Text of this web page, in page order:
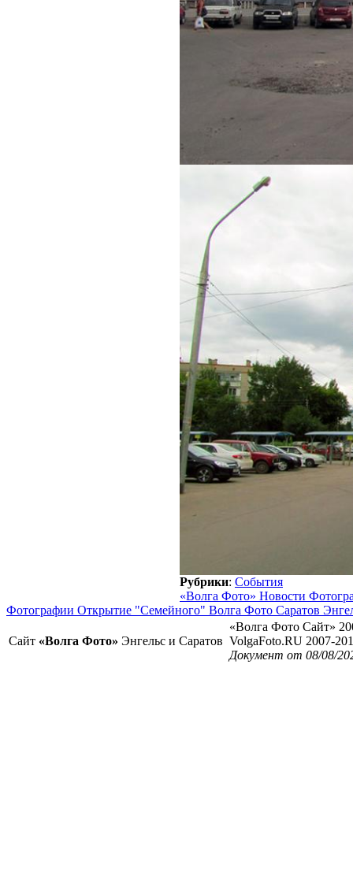
Рубрики: События
«Волга Фото» Новости
Фотографии Открытие "Семейного" Волга Фото Саратов
Сайт «Волга Фото» Энгельс и Саратов
«Волга Фото Сайт»
VolgaFoto.RU 2007-
Документ от 08/08/